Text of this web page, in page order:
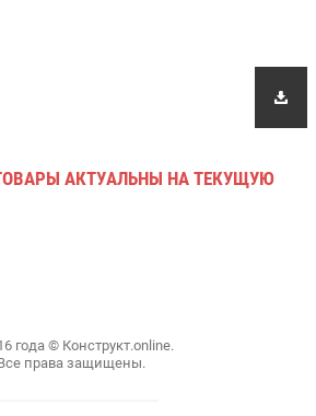
АКТУАЛЬНЫ НА ТЕКУЩУЮ
года © Конструкт.online.
права защищены.